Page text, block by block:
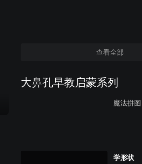
查看全部
大鼻孔早教启蒙系列
魔法拼图
学形状